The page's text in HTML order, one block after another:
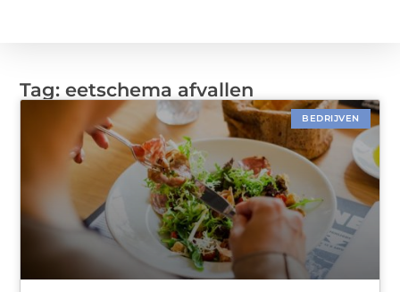
Tag: eetschema afvallen
BEDRIJVEN